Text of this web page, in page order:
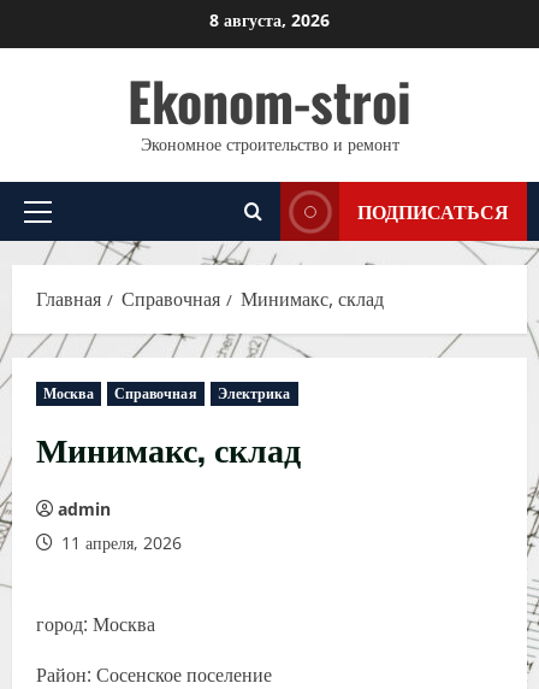
к
8 августа, 2026
Ekonom-stroi
Экономное строительство и ремонт
Основное
меню
ПОДПИСАТЬСЯ
Главная Справочная Минимакс, склад
Москва Справочная Электрика
Минимакс, склад
admin
11 апреля, 2026
город: Москва
Район: Сосенское поселение